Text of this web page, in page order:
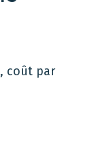
coût par